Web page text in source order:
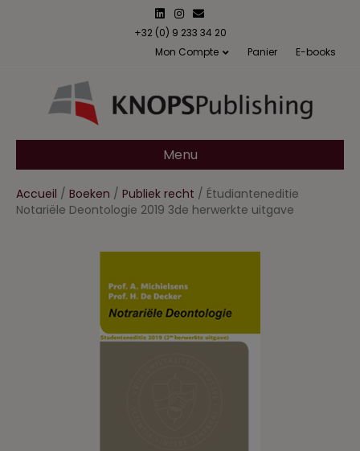
n
n
s
a
m
m
a
l
+32 (0) 9 233 34 20
Mon Compte
Panier E-books
Menu
Accueil / Boeken / Publiek recht / Étudianteneditie
Notariële Deontologie 2019 3de herwerkte uitgave